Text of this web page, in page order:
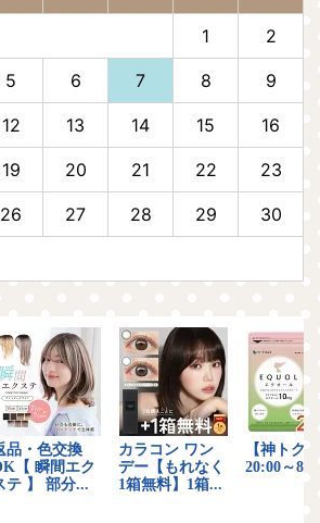
1 2
5 6 7 8 9
12 13 14 15 16
19 20 21 22 23
26 27 28 29 30